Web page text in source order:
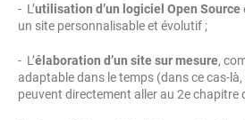
- L’utilisation d’un logiciel Open Source
un site personnalisable et évolutif ;
- L’élaboration d’un site sur mesure,
adaptable dans le temps (dans ce cas-
peuvent directement aller au 2e chapitre